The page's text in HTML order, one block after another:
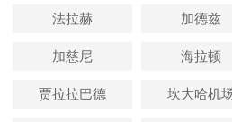
法拉赫 加德兹
加慈尼 海拉顿
贾拉拉巴德 坎大哈机